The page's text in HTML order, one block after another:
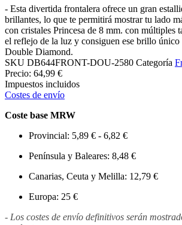
- Esta divertida frontalera ofrece un gran
brillantes, lo que te permitirá mostrar tu lado
con cristales Princesa de 8 mm. con múltiples
el reflejo de la luz y consiguen ese brillo único
Double Diamond.
SKU DB644FRONT-DOU-2580 Categoría
Precio: 64,99 €
Impuestos incluidos
Costes de envío
Coste base MRW
Provincial: 5,89 € - 6,82 €
Península y Baleares: 8,48 €
Canarias, Ceuta y Melilla: 12,79 €
Europa: 25 €
- Los costes de envío definitivos serán